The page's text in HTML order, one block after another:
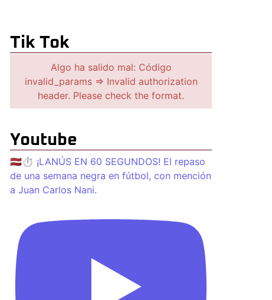
Tik Tok
Algo ha salido mal: Código
invalid_params => Invalid authorization
header. Please check the format.
Youtube
🇱🇻⏱️ ¡LANÚS EN 60 SEGUNDOS! El repaso
de una semana negra en fútbol, con mención
a Juan Carlos Nani.